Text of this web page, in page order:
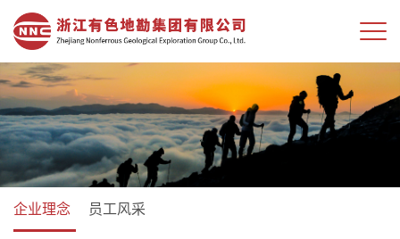
企业理念 员工风采